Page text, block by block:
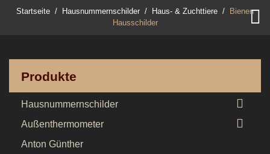

Startseite Hausnummernschilder Haus- & Zuchttiere
Bienen
Hausschilder
Produkte
Hausnummernschilder 
Außenthermometer 
Anton Günther